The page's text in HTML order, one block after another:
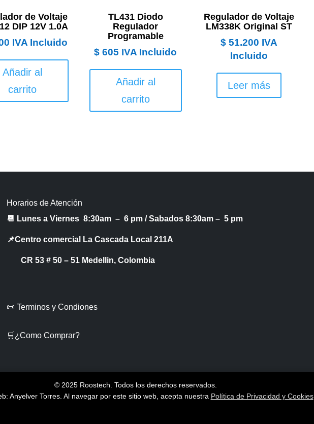
de Voltaje
DIP 12V 1.0A
IVA Incluido
Añadir al
carrito
TL431 Diodo
Regulador
Programable
$ 605 IVA Incluido
Añadir al
carrito
Regulador de Voltaje
LM338K Original ST
$51.200 IVA
Incluido
Leer más
Horarios de Atención
📆 Lunes a Viernes 8:30am – 6 pm /Sabados 8:30am – 5 pm
📌Centro comercial La Cascada Local 211A
CR 53 # 50 – 51 Medellin, Colombia
📜 Terminos y Condiones
🛒¿Como Comprar?
© 2025 Roostech. Todos los derechos reservados.
Anyelver Torres. Al navegar por este sitio web, acepta nuestra Política de Privacidad y Cookies.